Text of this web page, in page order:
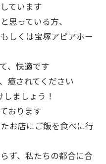
ています
思っている方、
しくは宝塚アピアホー
、快適です
癒されてください
ましょう！
おります
お店にご飯を食べに行
ず、私たちの都合に合